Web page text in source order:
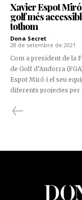
Xavier Espot
golf més
tothom
Dona Secret -
28 de setembre de 2021
Com a president de la
de Golf d’Andorra
Espot Miró i el seu
diferents projectes per
Principat d’Andorra,